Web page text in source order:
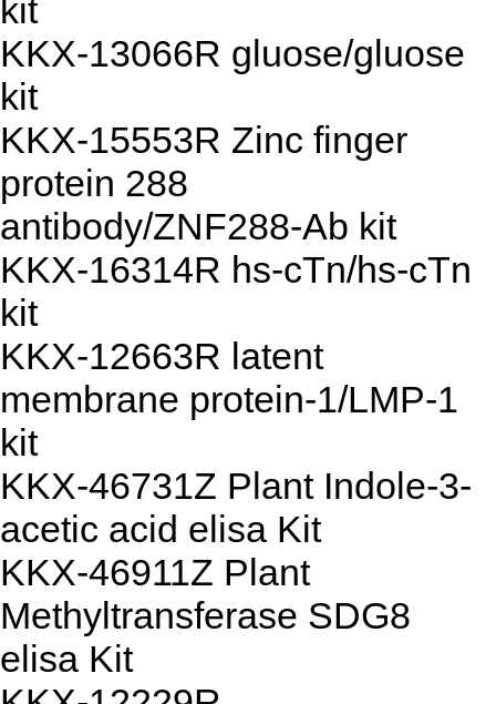
kit
KKX-13066R gluose/gluose
kit
KKX-15553R Zinc finger
protein 288
antibody/ZNF288-Ab kit
KKX-16314R hs-cTn/hs-cTn
kit
KKX-12663R latent
membrane protein-1/LMP-1
kit
KKX-46731Z Plant Indole-3-
acetic acid elisa Kit
KKX-46911Z Plant
Methyltransferase SDG8
elisa Kit